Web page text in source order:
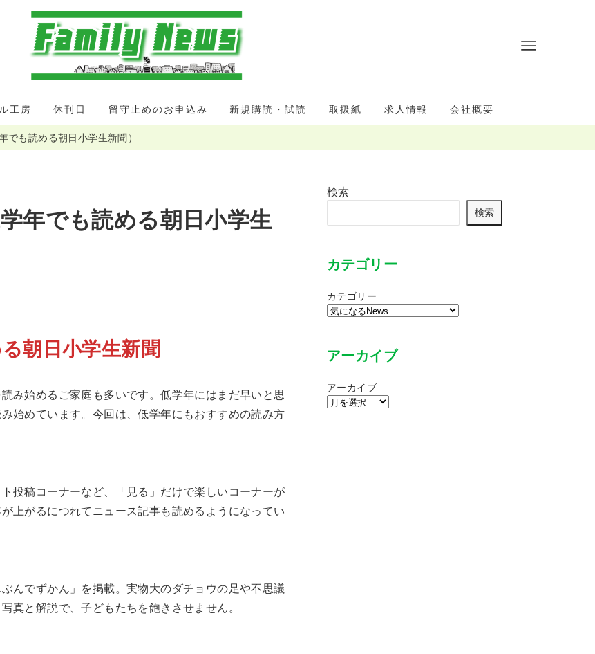
工房 休刊日 留守止めのお申込み 新規購読・試読 取扱紙 求人情報 会社概要
も読める朝日小学生新聞）
年でも読める朝日小学生
朝日小学生新聞
み始めるご家庭も多いです。低学年にはまだ早いと思
始めています。今回は、低学年にもおすすめの読み方
投稿コーナーなど、「見る」だけで楽しいコーナーが
上がるにつれてニュース記事も読めるようになってい
んでずかん」を掲載。実物大のダチョウの足や不思議
真と解説で、子どもたちを飽きさせません。
検索
検索
カテゴリー
カテゴリー
アーカイブ
アーカイブ